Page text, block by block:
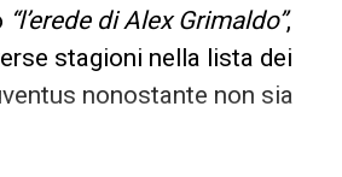
“l’erede di Alex Grimaldo”,
stagioni nella lista dei
nonostante non sia